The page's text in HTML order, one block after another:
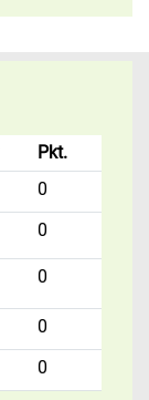
Pkt.
0
0
0
0
0